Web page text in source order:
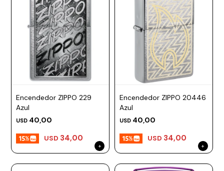
Encendedor ZIPPO 229
Azul
USD 40,00
USD 34,00
Encendedor ZIPPO 20446
Azul
USD 40,00
USD 34,00